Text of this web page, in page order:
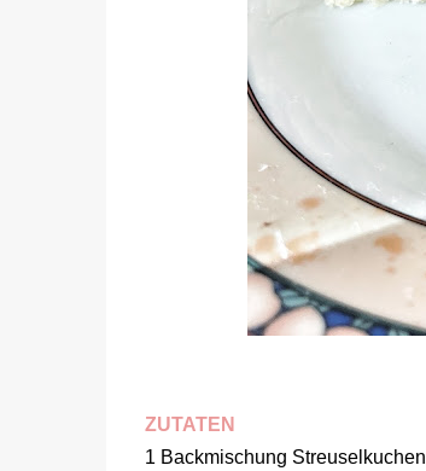
ZUTATEN
1 Backmischung Streuselkuchen